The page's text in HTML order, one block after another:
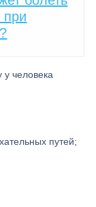
при
человека
путей;